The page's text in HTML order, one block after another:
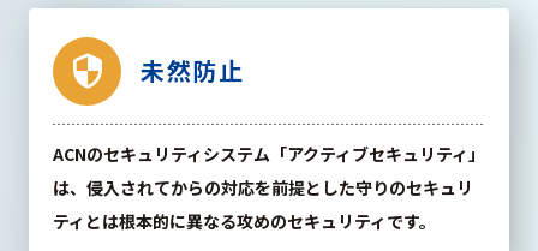
security 未然防止
ACNのセキュリティシステム「アクティブセキュリティ」
は、侵入されてからの対応を前提とした守りのセキュリ
ティとは根本的に異なる攻めのセキュリティです。